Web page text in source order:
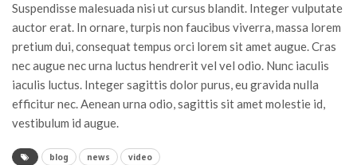
Suspendisse malesuada nisi ut cursus blandit. Integer vulputate
auctor erat. In ornare, turpis non faucibus viverra, massa lorem
pretium dui, consequat tempus orci lorem sit amet augue. Cras
nec augue nec urna luctus hendrerit vel vel odio. Nunc iaculis
iaculis luctus. Integer sagittis dolor purus, eu gravida nulla
efficitur nec. Aenean urna odio, sagittis sit amet molestie id,
vestibulum id augue.
blog news video